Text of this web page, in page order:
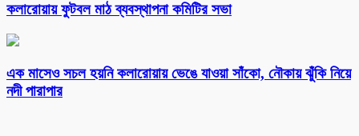
কলারোয়ায় ফুটবল মাঠ ব্যবস্থাপনা কমিটির সভা
এক মাসেও সচল হয়নি কলারোয়ায় ভেঙে যাওয়া সাঁকো, নৌকায় ঝুঁকি নিয়ে
নদী পারাপার